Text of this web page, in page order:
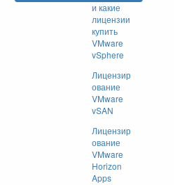
и какие
лицензии
купить
VMware
vSphere
Лицензир
ование
VMware
vSAN
Лицензир
ование
VMware
Horizon
Apps